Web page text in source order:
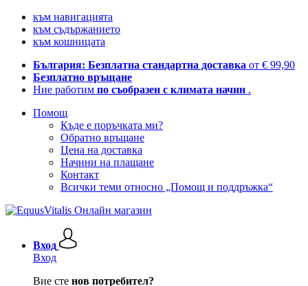
към навигацията
към съдържанието
към кошницата
България: Безплатна стандартна доставка от € 99,90
Безплатно връщане
Ние работим по съобразен с климата начин .
Помощ
Къде е поръчката ми?
Обратно връщане
Цена на доставка
Начини на плащане
Контакт
Всички теми относно „Помощ и поддръжка“
Вход
Вход
Вие сте нов потребител?